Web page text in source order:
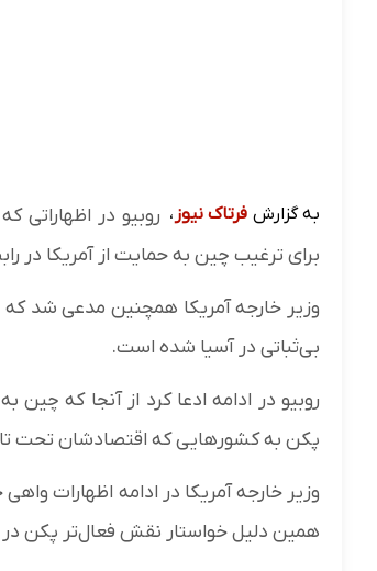
به گزارش فرتاک نیوز ، روبیو در
برای ترغیب چین به حمایت از آمریکا در
وزیر خارجه آمریکا همچنین مدعی شد که
بی‌ثباتی در آسیا شده است.
روبیو در ادامه ادعا کرد از آنجا که
پکن به کشورهایی که اقتصادشان تحت
وزیر خارجه آمریکا در ادامه اظهارات
همین دلیل خواستار نقش فعال‌تر پکن در